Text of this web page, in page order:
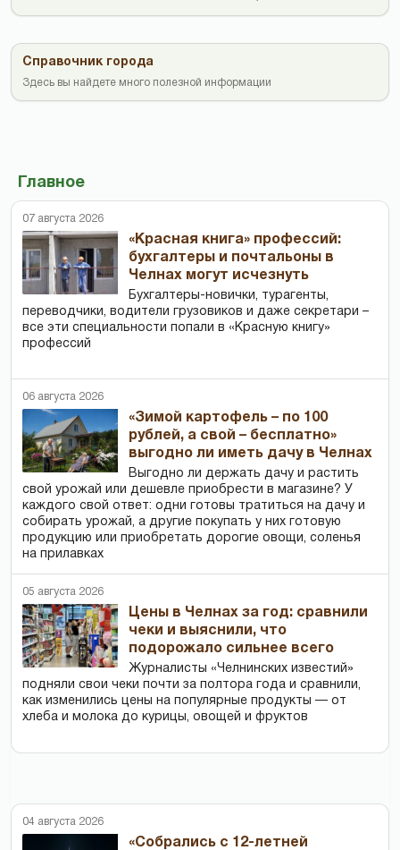
Справочник города
Здесь вы найдете много полезной информации
Главное
07 августа 2026
«Красная книга» профессий:
бухгалтеры и почтальоны в
Челнах могут исчезнуть
Бухгалтеры-новички, тур­агенты,
переводчики, водители грузовиков и даже секретари –
все эти специальности попали в «Красную книгу»
профессий
06 августа 2026
«Зимой картофель – по 100
рублей, а свой – бесплатно»
выгодно ли иметь дачу в Челнах
Выгодно ли держать дачу и растить
свой урожай или дешевле приобрести в магазине? У
каждого свой ответ: одни готовы тратиться на дачу и
собирать урожай, а другие покупать у них готовую
продукцию или приобретать дорогие овощи, соленья
на прилавках
05 августа 2026
Цены в Челнах за год: сравнили
чеки и выяснили, что
подорожало сильнее всего
Журналисты «Челнинских известий»
подняли свои чеки почти за полтора года и сравнили,
как изменились цены на популярные продукты — от
хлеба и молока до курицы, овощей и фруктов
04 августа 2026
«Собрались с 12-летней